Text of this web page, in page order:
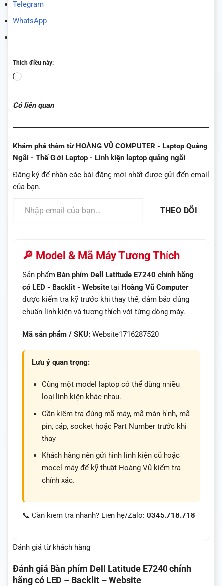
Telegram
WhatsApp
Thích điều này:
Đang
Có liên quan
Khám phá thêm từ HOÀNG VŨ COMPUTER - Laptop Quảng
Ngãi - Thế Giới Laptop - Linh kiện laptop quảng ngãi
Đăng ký để nhận các bài đăng mới nhất được gửi đến email
của bạn.
Nhập email của bạn…
THEO DÕI
🔎 Model & Mã Máy Tương Thích
Sản phẩm Bàn phím Dell Latitude E7240 chính hãng
có LED - Backlit - Website tại Hoàng Vũ Computer
được kiểm tra kỹ trước khi thay thế, đảm bảo đúng
chuẩn linh kiện và tương thích với từng dòng máy.
Mã sản phẩm / SKU: Website1716287520
Lưu ý quan trọng:
Cùng một model laptop có thể dùng nhiều
loại linh kiện khác nhau.
Cần kiểm tra đúng mã máy, mã màn hình, mã
pin, cáp, socket hoặc Part Number trước khi
thay.
Khách hàng nên gửi hình linh kiện cũ hoặc
model máy để kỹ thuật Hoàng Vũ kiểm tra
chính xác.
📞 Cần kiểm tra nhanh? Liên hệ/Zalo: 0345.718.718
Đánh giá từ khách hàng
Đánh giá Bàn phím Dell Latitude E7240 chính
hãng có LED – Backlit – Website